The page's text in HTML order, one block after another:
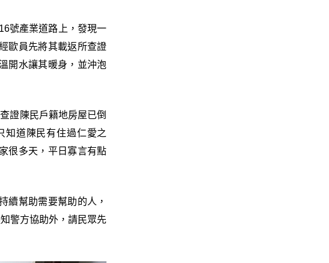
號產業道路上，發現一
歐員先將其載返所查證
開水讓其暖身，並沖泡
證陳民戶籍地房屋已倒
知道陳民有住過仁愛之
很多天，平日寡言有點
續幫助需要幫助的人，
警方協助外，請民眾先